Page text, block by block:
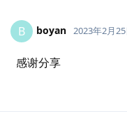
B boyan 2023年2月25
感谢分享